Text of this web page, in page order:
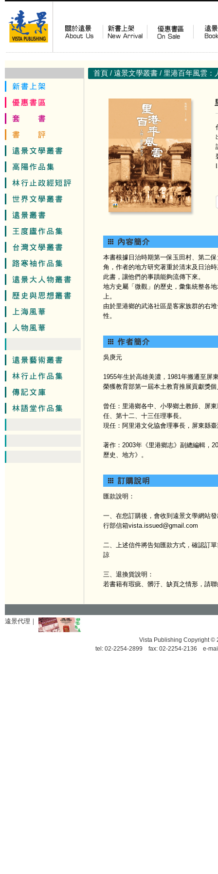
首頁 / 遠景文學叢書 / 里港百年風雲：
本書根據日治時期第一保玉田村、第二
角，作者的地方研究著重於清末及日治
此書，讓他們的事蹟能夠流傳下來。
地方史屬「微觀」的歷史，彙集統整各
上。
由於里港鄉的武洛社區是客家族群的右
性。
吳庚元
1955年生於高雄美濃，1981年搬遷至屏
榮獲教育部第一屆本土教育推展貢獻獎
曾任：里港鄉各中、小學鄉土教師、屏
任、第十二、十三任理事長。
現任：阿里港文化協會理事長，屏東縣
著作：2003年《里港鄉志》副總編輯
歷史、地方》。
匯款說明：
一、在您訂購後，會收到遠景文學網站
行部信箱vista.issued@gmail.com
二、上述信件將告知匯款方式，確認訂
諒
三、退換貨說明：
若書籍有瑕疵、髒汙、缺頁之情形，請
遠景代理｜
Vista Publishing Copyright ©
tel: 02-2254-2899 fax: 02-2254-2136 e-